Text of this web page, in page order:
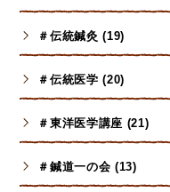
＃伝統鍼灸 (19)
＃伝統医学 (20)
＃東洋医学講座 (21)
＃鍼道一の会 (13)